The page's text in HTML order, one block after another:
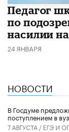
Педагог
по
насилии
24 ЯНВАРЯ
НОВОСТИ
В Госдуме
поступлением в
7 АВГУСТА / ЕГЭ И